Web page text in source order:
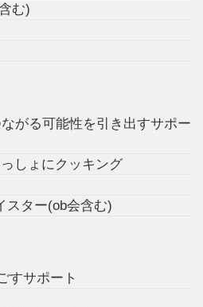
む)
がる可能性を引き出すサポー
しょにクッキング
スター(ob会含む)
すサポート